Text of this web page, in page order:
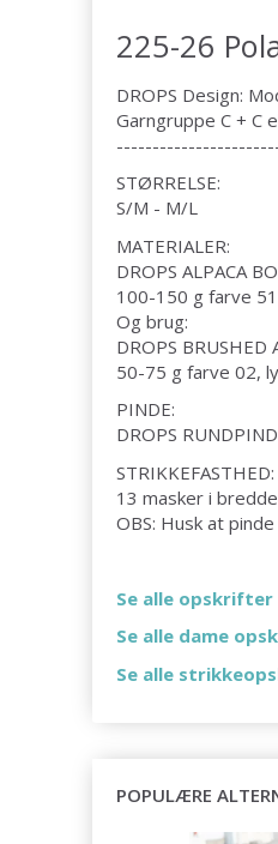
225-26
DROPS Design:
Garngruppe C + C
STØRRELSE:
S/M - M/L
MATERIALER:
DROPS ALPACA
100-150 g farve
Og brug:
DROPS
50-75 g farve 02,
PINDE:
DROPS
STRIKKEFASTHED:
13 masker i
OBS: Husk at
Se alle opskrifter
Se alle dame
Se alle
POPULÆRE